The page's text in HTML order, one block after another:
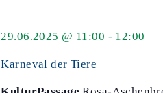
Karneval der Tiere
29.06.2025 @ 11:00 - 12:00